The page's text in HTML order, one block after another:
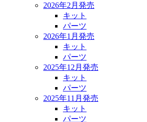
2026年2月発売
キット
パーツ
2026年1月発売
キット
パーツ
2025年12月発売
キット
パーツ
2025年11月発売
キット
パーツ